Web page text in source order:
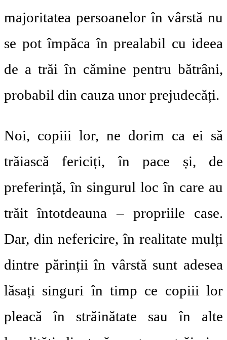
majoritatea persoanelor în vârstă nu
se pot împăca în prealabil cu ideea
de a trăi în cămine pentru bătrâni,
probabil din cauza unor prejudecăți.
Noi, copiii lor, ne dorim ca ei să
trăiască fericiți, în pace și, de
preferință, în singurul loc în care au
trăit întotdeauna – propriile case.
Dar, din nefericire, în realitate mulți
dintre părinții în vârstă sunt adesea
lăsați singuri în timp ce copiii lor
pleacă în străinătate sau în alte